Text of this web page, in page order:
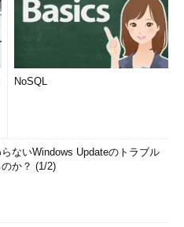
～ 総合的≒広い）縦軸：展開
ビス志向）
介していきますので、お楽しみ
サービス大全
NoSQL
ないWindows Updateのトラブル
か？ (1/2)